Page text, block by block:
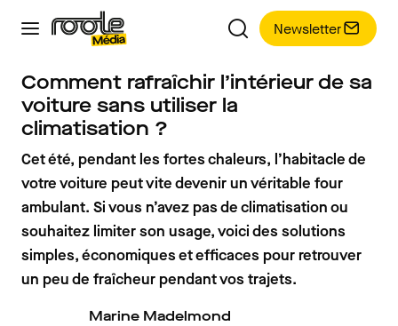
Newsletter
Comment rafraîchir l’intérieur de sa
voiture sans utiliser la
climatisation ?
Cet été, pendant les fortes chaleurs, l’habitacle de
votre voiture peut vite devenir un véritable four
ambulant. Si vous n’avez pas de climatisation ou
souhaitez limiter son usage, voici des solutions
simples, économiques et efficaces pour retrouver
un peu de fraîcheur pendant vos trajets.
Marine Madelmond